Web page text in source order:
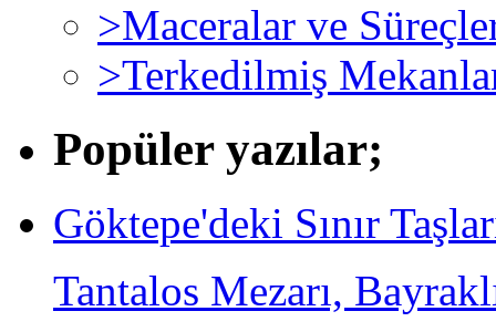
>Maceralar ve
>Terkedilmiş
Popüler yazılar;
Göktepe'deki Sınır
Tantalos Mezarı,